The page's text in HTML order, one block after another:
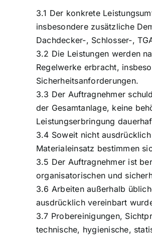
3.1 Der konkrete
insbesondere zusätzliche
Dachdecker-, Schlosser-,
3.2 Die Leistungen werden
Regelwerke erbracht,
Sicherheitsanforderungen.
3.3 Der Auftragnehmer
der Gesamtanlage, keine
Leistungserbringung
3.4 Soweit nicht
Materialeinsatz bestimmen
3.5 Der Auftragnehmer ist
organisatorischen und
3.6 Arbeiten außerhalb
ausdrücklich vereinbart
3.7 Probereinigungen,
technische, hygienische,